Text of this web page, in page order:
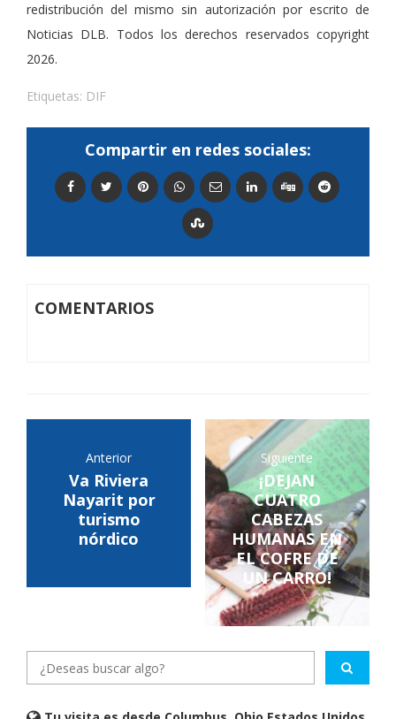
redistribución del mismo sin autorización por escrito de
Noticias DLB. Todos los derechos reservados copyright
2026.
Etiquetas: DIF
Compartir en redes sociales:
COMENTARIOS
Anterior
Va Riviera
Nayarit por
turismo
nórdico
Siguiente
¡DEJAN
CUATRO
CABEZAS
HUMANAS EN
EL COFRE DE
UN CARRO!